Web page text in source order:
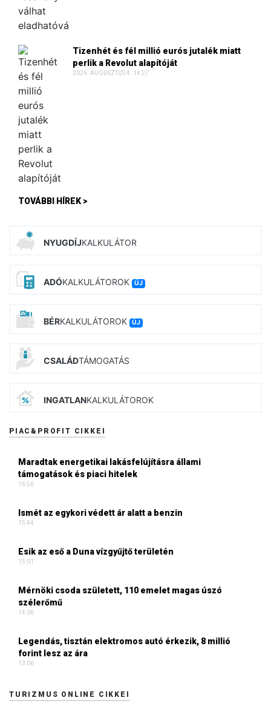
Tizenhét és fél millió eurós jutalék miatt
perlik a Revolut alapítóját
2026. AUGUSZTUS 4. 14:27
TOVÁBBI HÍREK >
NYUGDÍJKALKULÁTOR
ADÓKALKULÁTOROK ÚJ
BÉRKALKULÁTOROK ÚJ
CSALÁDTÁMOGATÁS
INGATLANKALKULÁTOROK
PIAC&PROFIT CIKKEI
Maradtak energetikai lakásfelújításra állami
támogatások és piaci hitelek
16:56
Ismét az egykori védett ár alatt a benzin
15:44
Esik az eső a Duna vízgyűjtő területén
15:01
Mérnöki csoda született, 110 emelet magas úszó
szélerőmű
14:06
Legendás, tisztán elektromos autó érkezik, 8 millió
forint lesz az ára
13:06
TURIZMUS ONLINE CIKKEI